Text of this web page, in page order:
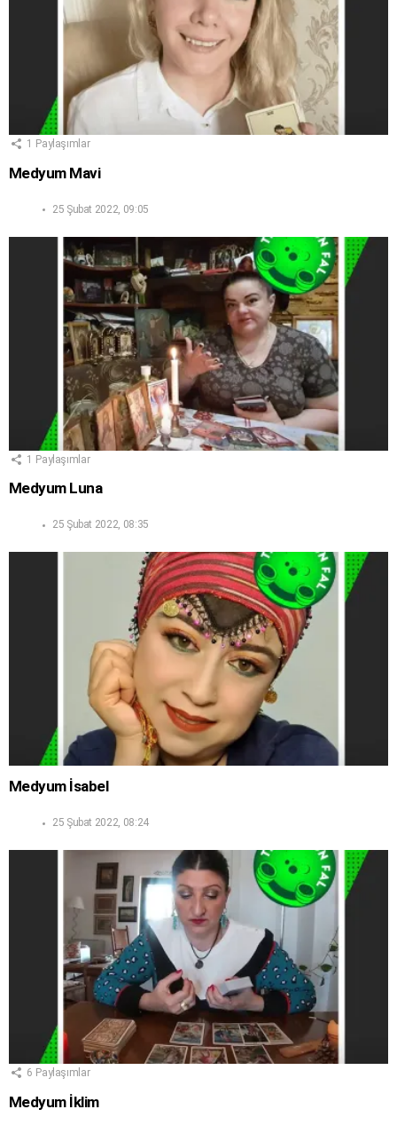
1 Paylaşımlar
Medyum Mavi
25 Şubat 2022, 09:05
1 Paylaşımlar
Medyum Luna
25 Şubat 2022, 08:35
Medyum İsabel
25 Şubat 2022, 08:24
6 Paylaşımlar
Medyum İklim